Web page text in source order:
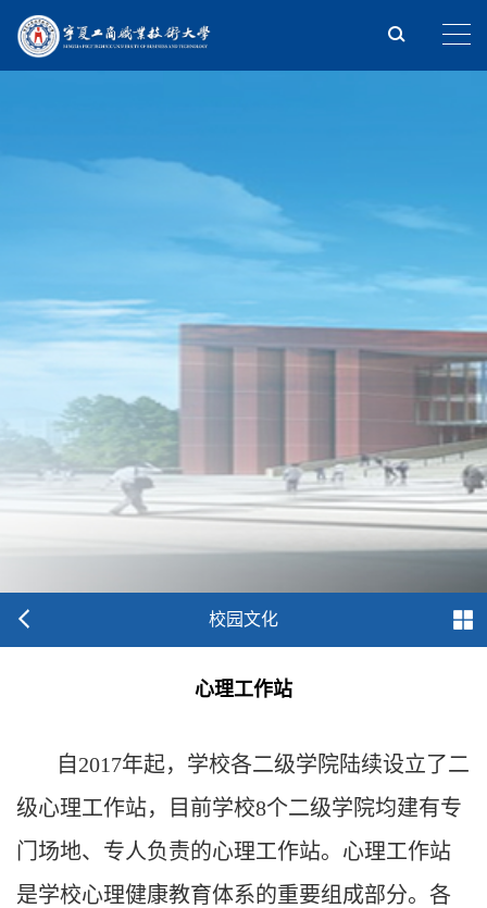
校园文化
心理工作站
自2017年起，学校各二级学院陆续设立了二
级心理工作站，目前学校8个二级学院均建有专
门场地、专人负责的心理工作站。心理工作站
是学校心理健康教育体系的重要组成部分。各